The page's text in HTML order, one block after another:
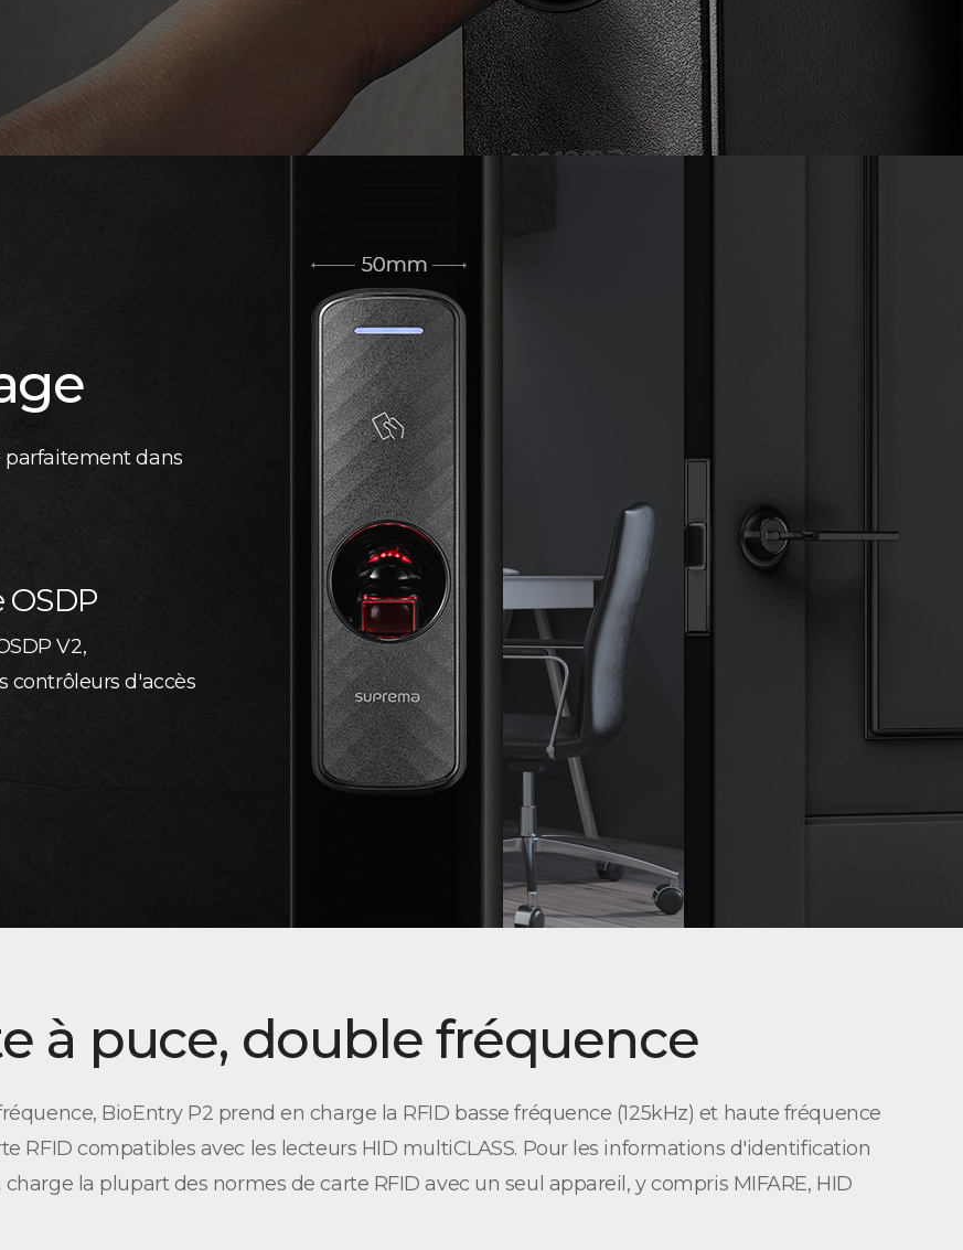
parfaitement dans
V2,
contrôleurs d'accès
à puce, double fréquence
BioEntry P2 prend en charge la RFID basse fréquence (125kHz) et haute fréquence
RFID compatibles avec les lecteurs HID multiCLASS. Pour les informations d'identification
la plupart des normes de carte RFID avec un seul appareil, y compris MIFARE, HID